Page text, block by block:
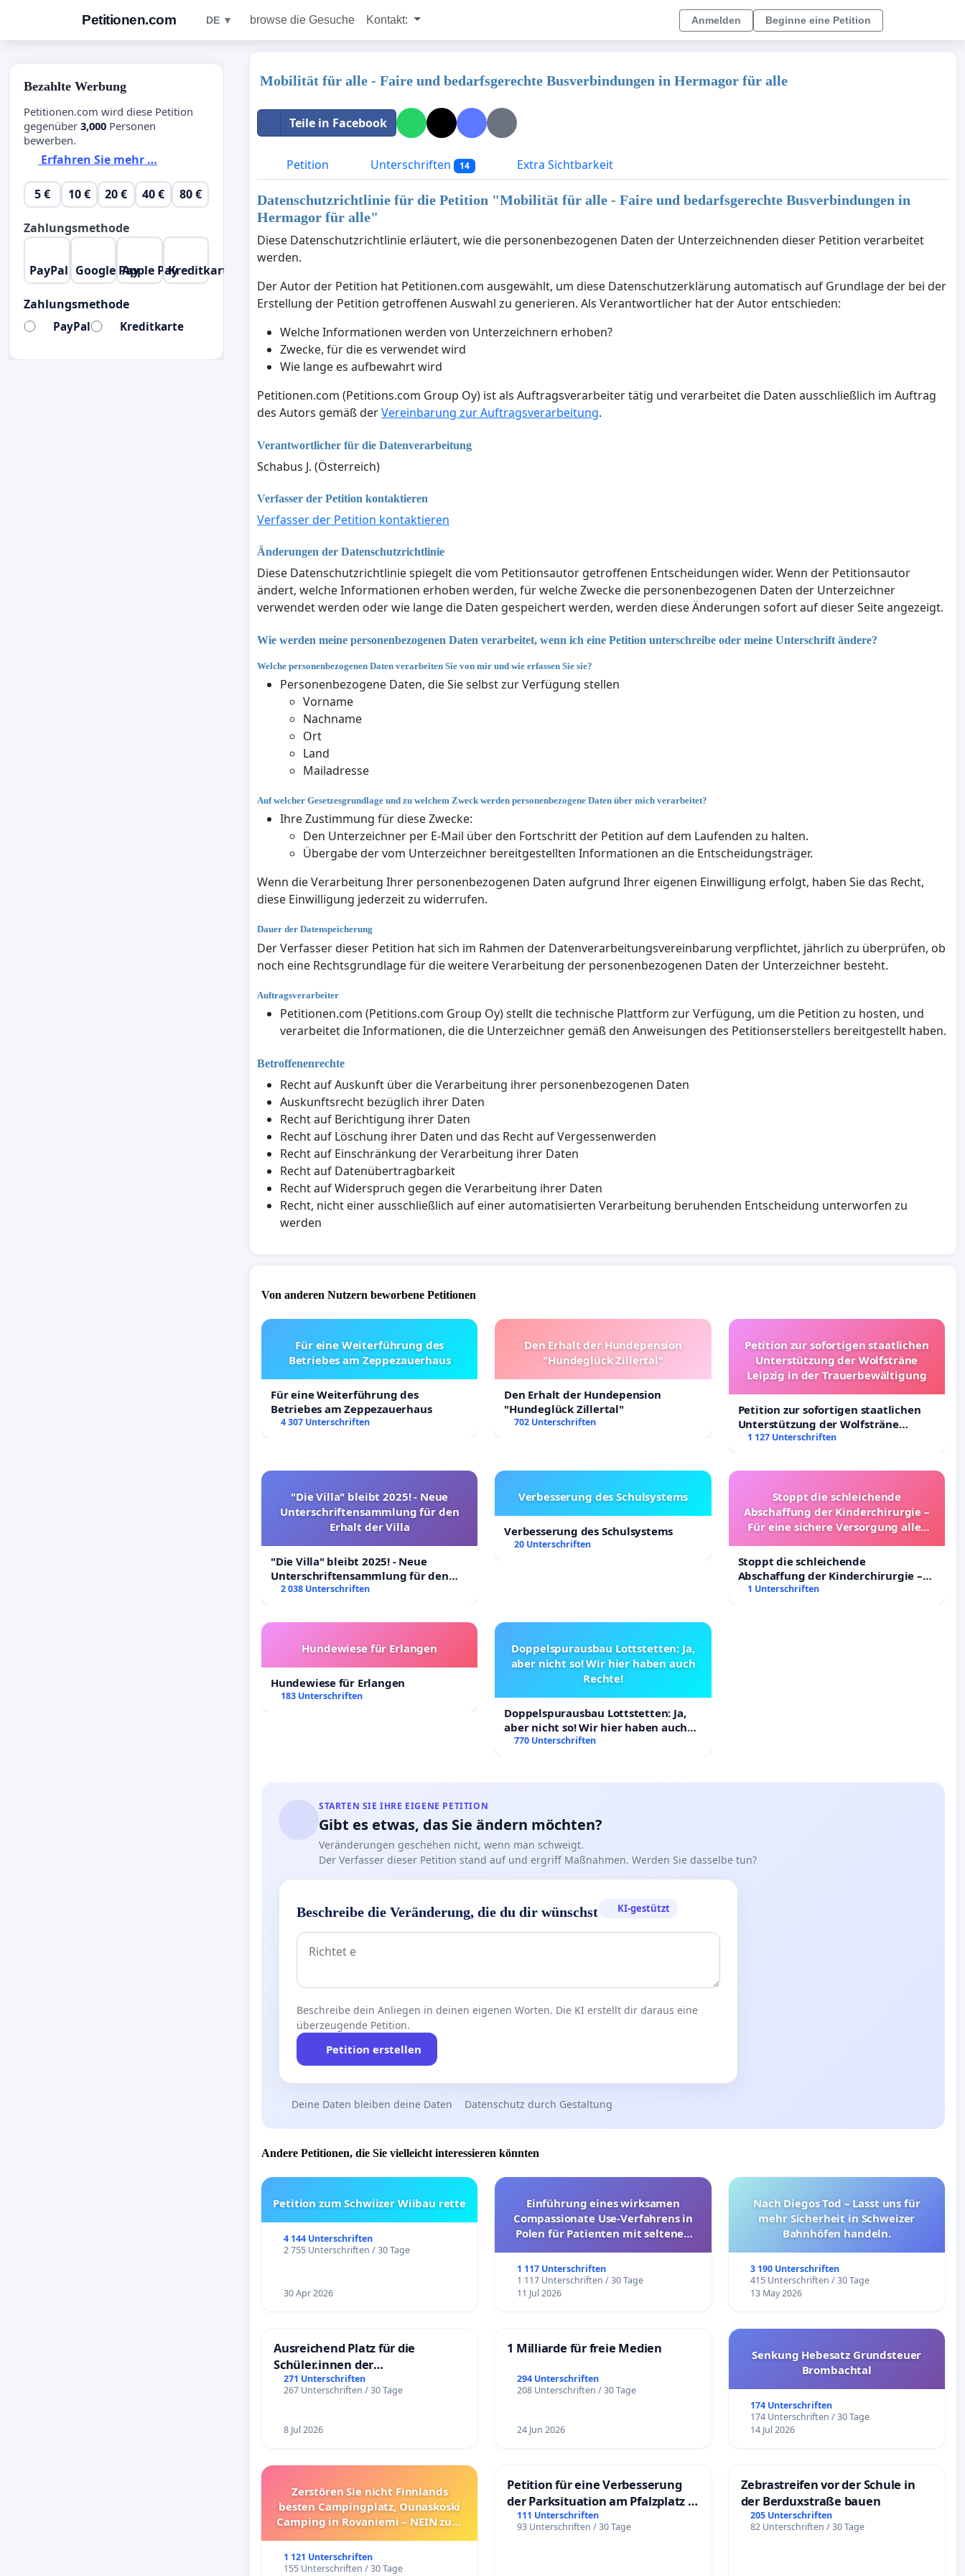
Petitionen.com DE ▼ browse die Gesuche Kontakt: Anmelden Beginne eine Petition
Mobilität für alle - Faire und bedarfsgerechte Busverbindungen in Hermagor für alle
Teile in Facebook
Petition Unterschriften 14 Extra Sichtbarkeit
Datenschutzrichtlinie für die Petition "Mobilität für alle - Faire und bedarfsgerechte Busverbindungen in
Hermagor für alle"
Diese Datenschutzrichtlinie erläutert, wie die personenbezogenen Daten der Unterzeichnenden dieser Petition verarbeitet
werden.
Der Autor der Petition hat Petitionen.com ausgewählt, um diese Datenschutzerklärung automatisch auf Grundlage der bei der
Erstellung der Petition getroffenen Auswahl zu generieren. Als Verantwortlicher hat der Autor entschieden:
Welche Informationen werden von Unterzeichnern erhoben?
Zwecke, für die es verwendet wird
Wie lange es aufbewahrt wird
Petitionen.com (Petitions.com Group Oy) ist als Auftragsverarbeiter tätig und verarbeitet die Daten ausschließlich im Auftrag
des Autors gemäß derVereinbarung zur Auftragsverarbeitung.
Verantwortlicher für die Datenverarbeitung
Schabus J. (Österreich)
Verfasser der Petition kontaktieren
Verfasser der Petition kontaktieren
Änderungen der Datenschutzrichtlinie
Diese Datenschutzrichtlinie spiegelt die vom Petitionsautor getroffenen Entscheidungen wider. Wenn der Petitionsautor
ändert, welche Informationen erhoben werden, für welche Zwecke die personenbezogenen Daten der Unterzeichner
verwendet werden oder wie lange die Daten gespeichert werden, werden diese Änderungen sofort auf dieser Seite angezeigt.
Wie werden meine personenbezogenen Daten verarbeitet, wenn ich eine Petition unterschreibe oder meine Unterschrift ändere?
Welche personenbezogenen Daten verarbeiten Sie von mir und wie erfassen Sie sie?
Personenbezogene Daten, die Sie selbst zur Verfügung stellen
Vorname
Nachname
Ort
Land
Mailadresse
Auf welcher Gesetzesgrundlage und zu welchem Zweck werden personenbezogene Daten über mich verarbeitet?
Ihre Zustimmung für diese Zwecke:
Den Unterzeichner per E-Mail über den Fortschritt der Petition auf dem Laufenden zu halten.
Übergabe der vom Unterzeichner bereitgestellten Informationen an die Entscheidungsträger.
Wenn die Verarbeitung Ihrer personenbezogenen Daten aufgrund Ihrer eigenen Einwilligung erfolgt, haben Sie das Recht,
diese Einwilligung jederzeit zu widerrufen.
Dauer der Datenspeicherung
Der Verfasser dieser Petition hat sich im Rahmen der Datenverarbeitungsvereinbarung verpflichtet, jährlich zu überprüfen, ob
noch eine Rechtsgrundlage für die weitere Verarbeitung der personenbezogenen Daten der Unterzeichner besteht.
Auftragsverarbeiter
Petitionen.com (Petitions.com Group Oy) stellt die technische Plattform zur Verfügung, um die Petition zu hosten, und
verarbeitet die Informationen, die die Unterzeichner gemäß den Anweisungen des Petitionserstellers bereitgestellt haben.
Betroffenenrechte
Recht auf Auskunft über die Verarbeitung ihrer personenbezogenen Daten
Auskunftsrecht bezüglich ihrer Daten
Recht auf Berichtigung ihrer Daten
Recht auf Löschung ihrer Daten und das Recht auf Vergessenwerden
Recht auf Einschränkung der Verarbeitung ihrer Daten
Recht auf Datenübertragbarkeit
Recht auf Widerspruch gegen die Verarbeitung ihrer Daten
Recht, nicht einer ausschließlich auf einer automatisierten Verarbeitung beruhenden Entscheidung unterworfen zu
werden
Von anderen Nutzern beworbene Petitionen
Für eine Weiterführung des
Betriebes am Zeppezauerhaus
Für eine Weiterführung des
Betriebes am Zeppezauerhaus
4 307 Unterschriften
Den Erhalt der Hundepension
"Hundeglück Zillertal"
Den Erhalt der Hundepension
"Hundeglück Zillertal"
702 Unterschriften
Petition zur sofortigen staatlichen
Unterstützung der Wolfsträne
Leipzig in der Trauerbewältigung
Petition zur sofortigen staatlichen
Unterstützung der Wolfsträne
Leipzig in der Trauerbewältigung
1 127 Unterschriften
"Die Villa" bleibt 2025! - Neue
Unterschriftensammlung für den
Erhalt der Villa
"Die Villa" bleibt 2025! - Neue
Unterschriftensammlung für den
Erhalt der Villa
2 038 Unterschriften
Verbesserung des Schulsystems
Verbesserung des Schulsystems
20 Unterschriften
Stoppt die schleichende
Abschaffung der Kinderchirurgie –
Für eine sichere Versorgung aller
Stoppt die schleichende
Abschaffung der Kinderchirurgie –
Für eine sichere Versorgung aller
1 Unterschriften
Hundewiese für Erlangen
Hundewiese für Erlangen
183 Unterschriften
Doppelspurausbau Lottstetten: Ja,
aber nicht so! Wir hier haben auch
Rechte!
Doppelspurausbau Lottstetten: Ja,
aber nicht so! Wir hier haben auch
Rechte!
770 Unterschriften
STARTEN SIE IHRE EIGENE PETITION
Gibt es etwas, das Sie ändern möchten?
Veränderungen geschehen nicht, wenn man schweigt.
Der Verfasser dieser Petition stand auf und ergriff Maßnahmen. Werden Sie dasselbe tun?
Beschreibe die Veränderung, die du dir wünschst KI-gestützt
Beschreibe dein Anliegen in deinen eigenen Worten. Die KI erstellt dir daraus eine
überzeugende Petition.
Petition erstellen
Deine Daten bleiben deine Daten Datenschutz durch Gestaltung
Andere Petitionen, die Sie vielleicht interessieren könnten
Petition zum Schwiizer Wiibau rette
4 144 Unterschriften
2 755 Unterschriften / 30 Tage
30 Apr 2026
Einführung eines wirksamen
Compassionate Use-Verfahrens in
Polen für Patienten mit seltenen
1 117 Unterschriften
1 117 Unterschriften / 30 Tage
11 Jul 2026
Nach Diegos Tod – Lasst uns für
mehr Sicherheit in Schweizer
Bahnhöfen handeln.
3 190 Unterschriften
415 Unterschriften / 30 Tage
13 May 2026
Ausreichend Platz für die
Schüler.innen der
Schönbergschule
271 Unterschriften
267 Unterschriften / 30 Tage
8 Jul 2026
1 Milliarde für freie Medien
294 Unterschriften
208 Unterschriften / 30 Tage
24 Jun 2026
Senkung Hebesatz Grundsteuer
Brombachtal
174 Unterschriften
174 Unterschriften / 30 Tage
14 Jul 2026
Zerstören Sie nicht Finnlands
besten Campingplatz, Ounaskoski
Camping in Rovaniemi – NEIN zum
1 121 Unterschriften
155 Unterschriften / 30 Tage
Petition für eine Verbesserung
der Parksituation am Pfalzplatz in
Mannheim
111 Unterschriften
93 Unterschriften / 30 Tage
Zebrastreifen vor der Schule in
der Berduxstraße bauen
205 Unterschriften
82 Unterschriften / 30 Tage
Bezahlte Werbung
Petitionen.com wird diese Petition
gegenüber 3,000 Personen
bewerben.
Erfahren Sie mehr …
5 € 10 € 20 € 40 € 80 €
Zahlungsmethode
PayPal Google PayApple PayKreditkarte
Zahlungsmethode
PayPal Kreditkarte